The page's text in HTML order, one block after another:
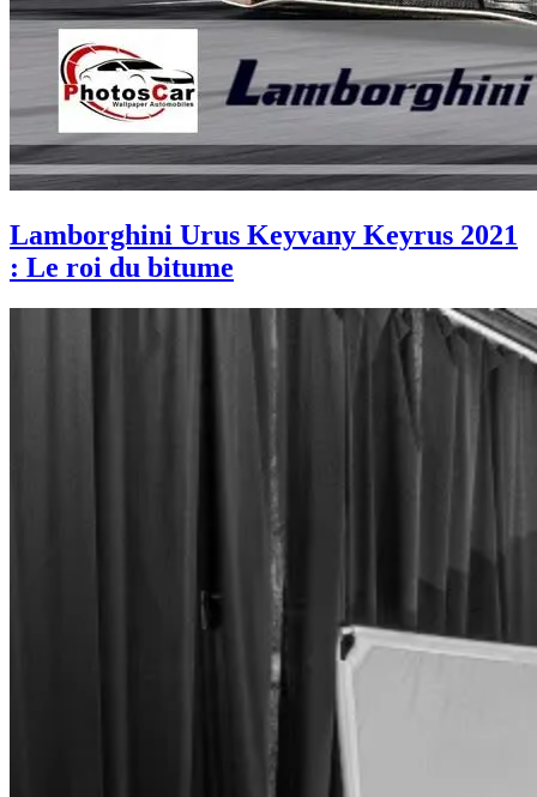
Lamborghini Urus Keyvany Keyrus 2021
: Le roi du bitume